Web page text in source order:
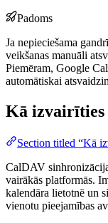
Padoms
Ja nepieciešama
veikšanas manuāli
Piemēram, Google
automātiskai
Kā izvairīties
Section titled “Kā
CalDAV
vairākās platformās.
kalendāra lietotnē un
vienotu pieejamības